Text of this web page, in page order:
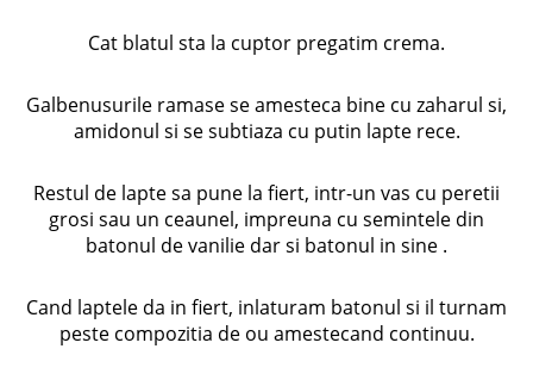
Cat blatul sta la cuptor pregatim crema.
Galbenusurile ramase se amesteca bine cu zaharul si,
amidonul si se subtiaza cu putin lapte rece.
Restul de lapte sa pune la fiert, intr-un vas cu peretii
grosi sau un ceaunel, impreuna cu semintele din
batonul de vanilie dar si batonul in sine .
Cand laptele da in fiert, inlaturam batonul si il turnam
peste compozitia de ou amestecand continuu.